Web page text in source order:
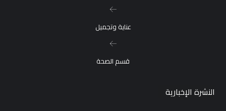
عناية وتجميل
قسم الصحة
النشرة الإخبارية